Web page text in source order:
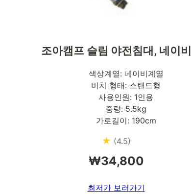
조아캠프 슬림 야전침대, 네이비
색상계열: 네이비계열
비치 형태: 스탠드형
사용인원: 1인용
중량: 5.5kg
가로길이: 190cm
★ (4.5)
₩34,800
최저가 보러가기